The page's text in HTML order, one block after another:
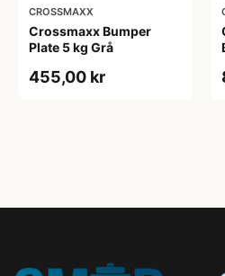
CROSSMAXX
Crossmaxx Bumper
Plate 5 kg Grå
455,00 kr